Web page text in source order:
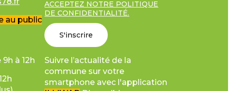
au public
9h à 12h
ACCEPTEZ NOTRE POLITIQUE
DE CONFIDENTIALITÉ.
Suivre l’actualité de la
commune sur votre
smartphone avec l'application